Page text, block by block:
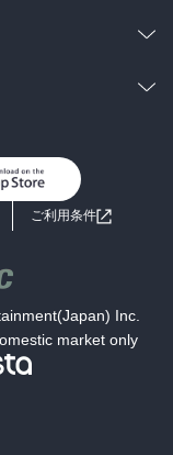
ノベ
せ
ご利用条件
Inc.
market only